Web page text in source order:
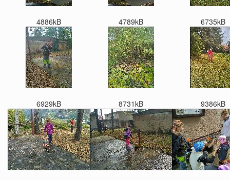
4886kB 4789kB 6735kB
6929kB 8731kB 9386kB